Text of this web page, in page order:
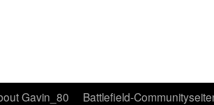
Gavin_80 Battlefield-